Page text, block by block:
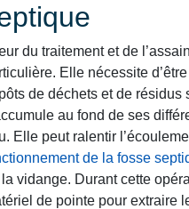
du traitement et de
Elle nécessite
de déchets et de
au fond de ses
Elle peut ralentir
de la fosse
vidange. Durant cette
de pointe pour extraire